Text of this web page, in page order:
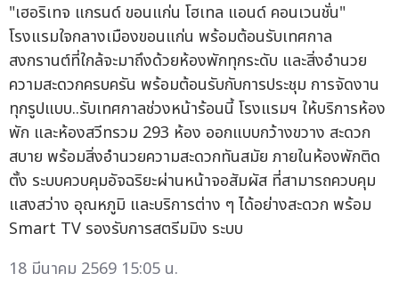
"เฮอริเทจ แกรนด์ ขอนแก่น โฮเทล แอนด์ คอนเวนชั่น"
โรงแรมใจกลางเมืองขอนแก่น พร้อมต้อนรับเทศกาล
สงกรานต์ที่ใกล้จะมาถึงด้วยห้องพักทุกระดับ และสิ่งอำนวย
ความสะดวกครบครัน พร้อมต้อนรับกับการประชุม การจัดงาน
ทุกรูปแบบ..รับเทศกาลช่วงหน้าร้อนนี้ โรงแรมฯ ให้บริการห้อง
พัก และห้องสวีทรวม 293 ห้อง ออกแบบกว้างขวาง สะดวก
สบาย พร้อมสิ่งอำนวยความสะดวกทันสมัย ภายในห้องพักติด
ตั้ง ระบบควบคุมอัจฉริยะผ่านหน้าจอสัมผัส ที่สามารถควบคุม
แสงสว่าง อุณหภูมิ และบริการต่าง ๆ ได้อย่างสะดวก พร้อม
Smart TV รองรับการสตรีมมิง ระบบ
18 มีนาคม 2569 15:05 น.